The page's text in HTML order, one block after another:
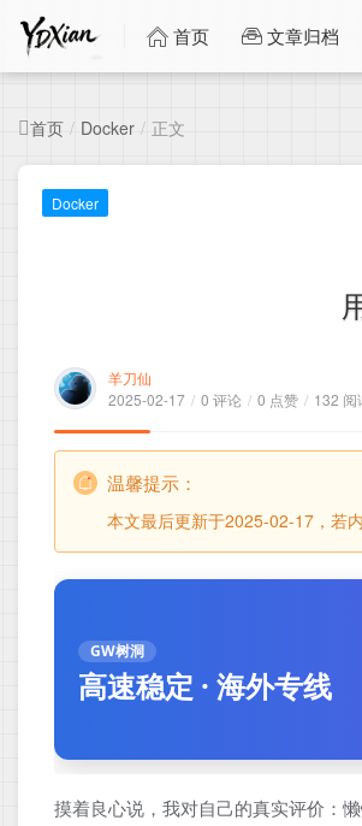
首页 文章归档
首页 / Docker / 正文
Docker
羊刀仙
2025-02-17 / 0 评论 / 0 点赞 / 132 阅
温馨提示：
本文最后更新于2025-02-17，若
GW树洞
高速稳定 · 海外专线
摸着良心说，我对自己的真实评价：